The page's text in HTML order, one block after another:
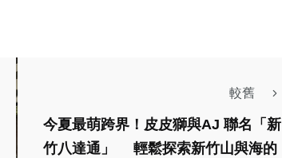
較舊
今夏最萌跨界！皮皮獅與AJ 聯名「新
竹八達通」 輕鬆探索新竹山與海的